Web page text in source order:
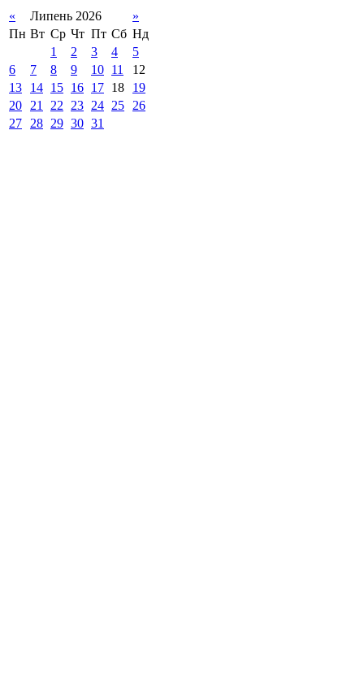
« Липень 2026
»
Пн Вт Ср Чт Пт Сб Нд
1
2 3 4
5
6
7 8 9 10 11
12
13
14 15 16 17 18
19
20
21 22 23 24 25
26
27
28 29 30 31